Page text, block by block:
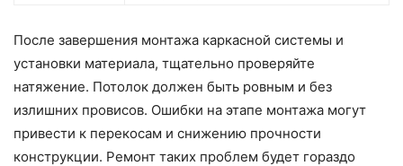
После завершения монтажа каркасной системы и
установки материала, тщательно проверяйте
натяжение. Потолок должен быть ровным и без
излишних провисов. Ошибки на этапе монтажа могут
привести к перекосам и снижению прочности
конструкции. Ремонт таких проблем будет гораздо